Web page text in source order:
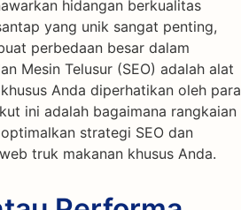
hidangan berkualitas
yang unik sangat penting,
perbedaan besar dalam
Mesin Telusur (SEO) adalah alat
Anda diperhatikan oleh para
ini adalah bagaimana rangkaian
strategi SEO dan
truk makanan khusus Anda.